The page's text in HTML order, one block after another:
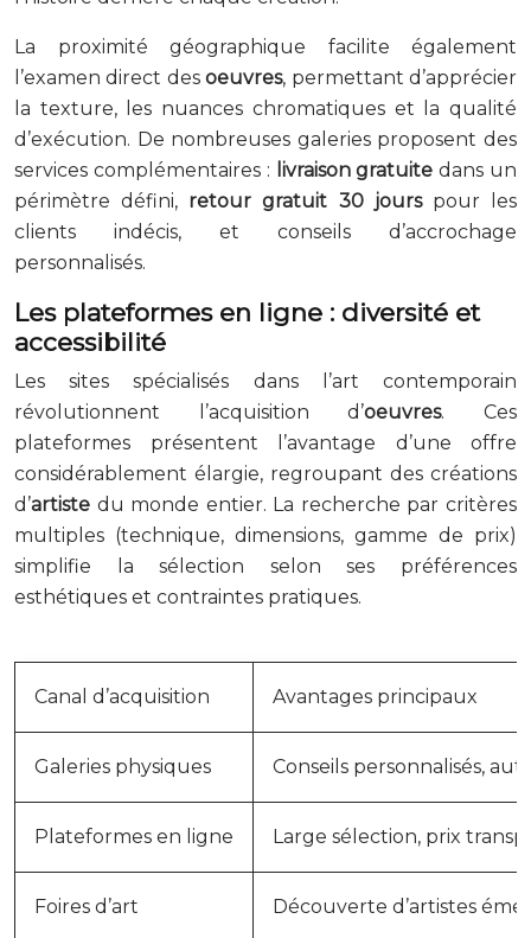
La proximité géographique facilite également
l’examen direct desoeuvres, permettant d’apprécier
la texture, les nuances chromatiques et la qualité
d’exécution. De nombreuses galeries proposent des
services complémentaires : livraison gratuite dans un
périmètre défini, retour gratuit 30 jourspour les
clients indécis, et conseils d’accrochage
personnalisés.
Les plateformes en ligne : diversité et
accessibilité
Les sites spécialisés dans l’art contemporain
révolutionnent l’acquisition d’oeuvres. Ces
plateformes présentent l’avantage d’une offre
considérablement élargie, regroupant des créations
d’artiste du monde entier. La recherche par critères
multiples (technique, dimensions, gamme de prix)
simplifie la sélection selon ses préférences
esthétiques et contraintes pratiques.
Canal d’acquisition Avantages principaux
Galeries physiques Conseils personnalisés,
Plateformes en ligne Large sélection, prix
Foires d’art Découverte d’artistes